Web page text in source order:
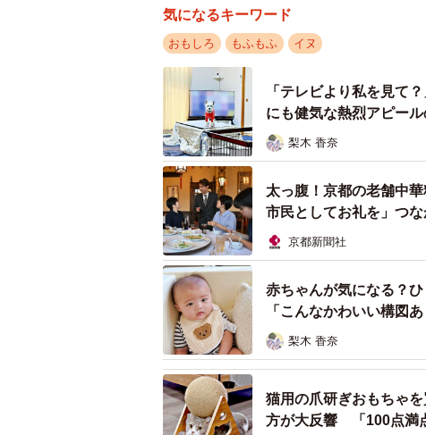
の苦手なものだったため、全工程が終
になってしまいました……。
気になるキーワード
おもしろ もふもふ イヌ
「テレビより私を見て
にも健気な熱烈アピー
梨木 香奈
太っ腹！京都の老舗中
市民としてお礼を」つ
京都新聞社
赤ちゃんが気になる？
「こんなかわいい構図
梨木 香奈
猫用の爪研ぎおもちゃ
方が大反響 「100点満